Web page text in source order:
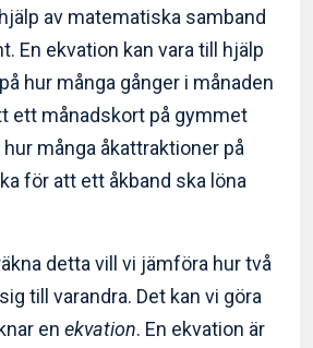
av matematiska samband
En ekvation kan vara till hjälp
hur många gånger i månaden
ett månadskort på gymmet
många åkattraktioner på
för att ett åkband ska löna
detta vill vi jämföra hur två
till varandra. Det kan vi göra
en ekvation. En ekvation är